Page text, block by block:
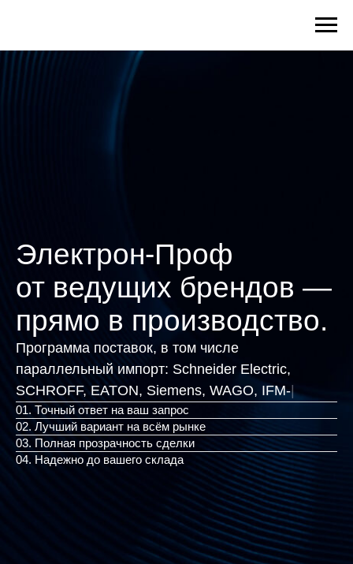
Электрон-Проф
от ведущих брендов —
прямо в производство.
Программа поставок, в том числе
параллельный импорт: Schneider Electric,
SCHROFF, EATON, Siemen|
01. Точный ответ на ваш запрос
02. Лучший вариант на всём рынке
03. Полная прозрачность сделки
04. Надежно до вашего склада